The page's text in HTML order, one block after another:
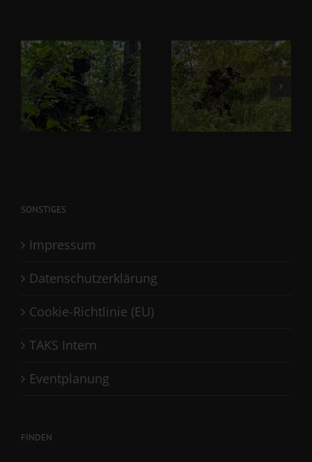
SONSTIGES
Impressum
Datenschutzerklärung
Cookie-Richtlinie (EU)
TAKS Intern
Eventplanung
FINDEN